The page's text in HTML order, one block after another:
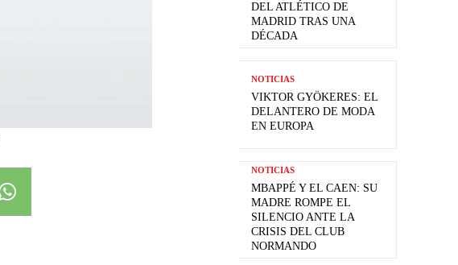
DEL ATLÉTICO DE
MADRID TRAS UNA
DÉCADA
NOTICIAS
VIKTOR GYÖKERES: EL
DELANTERO DE MODA
EN EUROPA
NOTICIAS
MBAPPÉ Y EL CAEN: SU
MADRE ROMPE EL
SILENCIO ANTE LA
CRISIS DEL CLUB
NORMANDO